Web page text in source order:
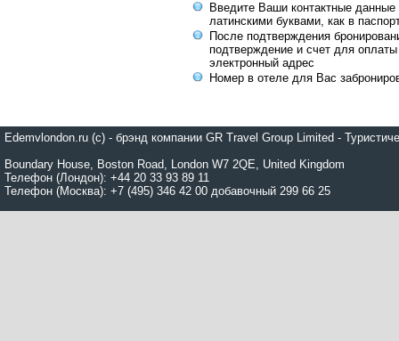
Введите Ваши контактные данные
латинскими буквами, как в
После подтверждения
подтверждение и счет для
электронный адрес
Номер в отеле для Вас
Edemvlondon.ru (c) - брэнд компании GR Travel Group Limited -
Boundary House, Boston Road, London W7 2QE, United Kingdom
Телефон (Лондон): +44 20 33 93 89 11
Телефон (Москва): +7 (495) 346 42 00 добавочный 299 66 25